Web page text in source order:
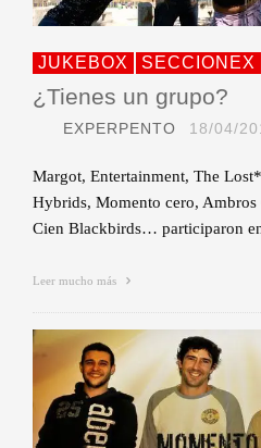
JUKEBOX SECCIONEX
¿Tienes un grupo?
EXPERPENTO 18/04/
Margot, Entertainment, The
Hybrids, Momento cero, Ambros
Cien Blackbirds… participaron
Leer mucho más